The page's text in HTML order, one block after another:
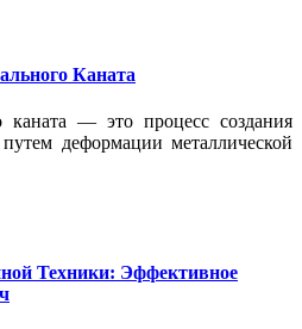
Каната
каната — это процесс создания
деформации металлической
Техники: Эффективное